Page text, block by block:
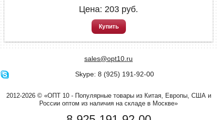
Цена: 203 руб.
Купить
sales@opt10.ru
Skype: 8 (925) 191-92-00
2012-2026 © «ОПТ 10 - Популярные товары из Китая, Европы, США и
России оптом из наличия на складе в Москве»